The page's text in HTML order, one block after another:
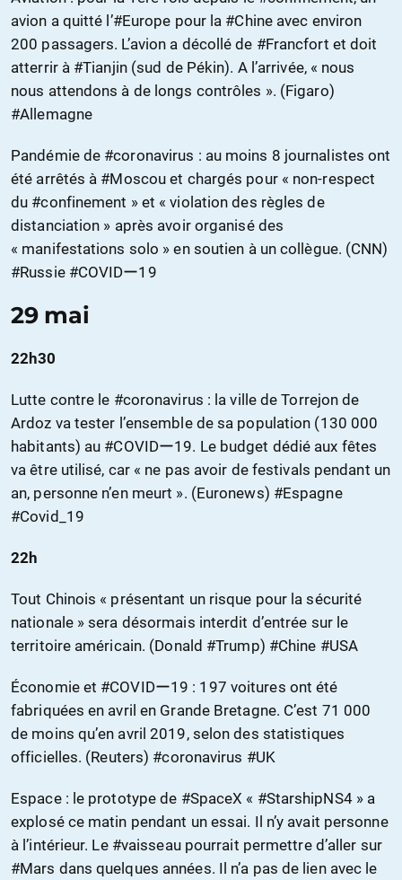
avion a quitté l’#Europe pour la #Chine avec environ
200 passagers. L’avion a décollé de #Francfort et doit
atterrir à #Tianjin (sud de Pékin). A l’arrivée, « nous
nous attendons à de longs contrôles ». (Figaro)
#Allemagne
Pandémie de #coronavirus : au moins 8 journalistes ont
été arrêtés à #Moscou et chargés pour « non-respect
du #confinement » et « violation des règles de
distanciation » après avoir organisé des
« manifestations solo » en soutien à un collègue. (CNN)
#Russie #COVIDー19
29 mai
22h30
Lutte contre le #coronavirus : la ville de Torrejon de
Ardoz va tester l’ensemble de sa population (130 000
habitants) au #COVIDー19. Le budget dédié aux fêtes
va être utilisé, car « ne pas avoir de festivals pendant un
an, personne n’en meurt ». (Euronews) #Espagne
#Covid_19
22h
Tout Chinois « présentant un risque pour la sécurité
nationale » sera désormais interdit d’entrée sur le
territoire américain. (Donald #Trump) #Chine #USA
Économie et #COVIDー19 : 197 voitures ont été
fabriquées en avril en Grande Bretagne. C’est 71 000
de moins qu’en avril 2019, selon des statistiques
officielles. (Reuters) #coronavirus #UK
Espace : le prototype de #SpaceX « #StarshipNS4 » a
explosé ce matin pendant un essai. Il n’y avait personne
à l’intérieur. Le #vaisseau pourrait permettre d’aller sur
#Mars dans quelques années. Il n’a pas de lien avec le